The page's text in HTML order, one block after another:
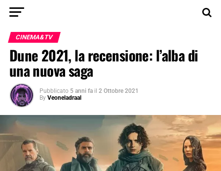
CINEMA&TV
Dune 2021, la recensione: l’alba di
una nuova saga
Pubblicato 5 anni fa il 2 Ottobre 2021
By Veoneladraal